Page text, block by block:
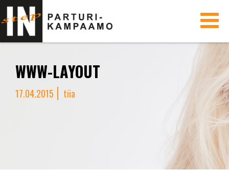
Toggle
WWW-LAYOUT
17.04.2015 tiia